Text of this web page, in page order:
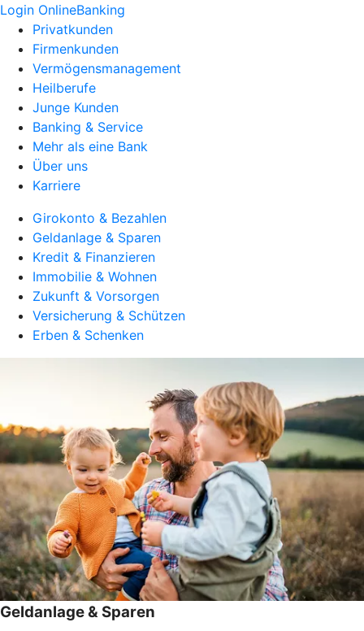
Login OnlineBanking
Privatkunden
Firmenkunden
Vermögensmanagement
Heilberufe
Junge Kunden
Banking & Service
Mehr als eine Bank
Über uns
Karriere
Girokonto & Bezahlen
Geldanlage & Sparen
Kredit & Finanzieren
Immobilie & Wohnen
Zukunft & Vorsorgen
Versicherung & Schützen
Erben & Schenken
Geldanlage & Sparen